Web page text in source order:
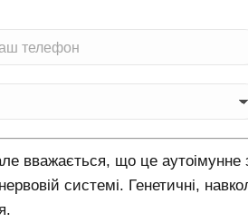
вважається, що це
системі. Генетичні,